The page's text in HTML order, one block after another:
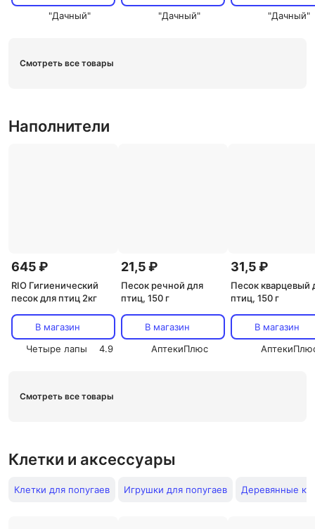
"Дачный"
"Дачный"
"Дачный"
Смотреть все товары
Наполнители
645 ₽
RIO Гигиенический
песок для птиц 2кг
В магазин
Четыре лапы
4.9
21,5 ₽
Песок речной для
птиц, 150 г
В магазин
АптекиПлюс
31,5 ₽
Песок кварцевый
птиц, 150 г
В магазин
Смотреть все товары
Клетки и аксессуары
Клетки для попугаев Игрушки для попугаев Деревянные